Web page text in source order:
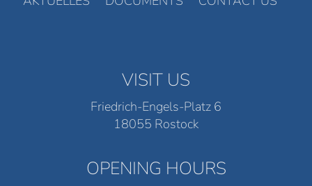
VISIT US
Friedrich-Engels-Platz 6
18055 Rostock
OPENING HOURS